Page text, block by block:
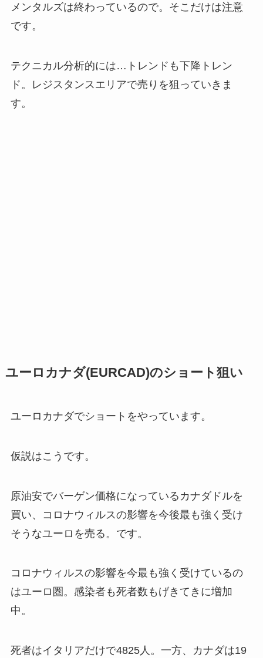
メンタルズは終わっているので。そこだけは注意
です。
テクニカル分析的には…トレンドも下降トレン
ド。レジスタンスエリアで売りを狙っていきま
す。
ユーロカナダ(EURCAD)のショート狙い
ユーロカナダでショートをやっています。
仮説はこうです。
原油安でバーゲン価格になっているカナダドルを
買い、コロナウィルスの影響を今後最も強く受け
そうなユーロを売る。です。
コロナウィルスの影響を今最も強く受けているの
はユーロ圏。感染者も死者数もげきてきに増加
中。
死者はイタリアだけで4825人。一方、カナダは19